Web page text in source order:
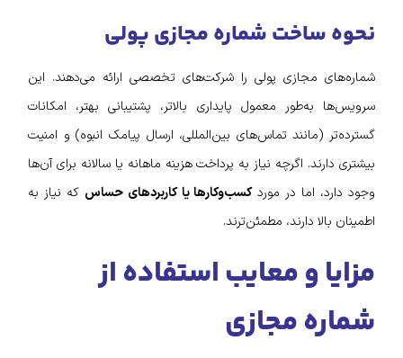
نحوه ساخت شماره مجازی پولی
شماره‌های مجازی پولی را شرکت‌های تخصصی ارائه می‌دهند. این
سرویس‌ها به‌طور معمول پایداری بالاتر، پشتیبانی بهتر، امکانات
گسترده‌تر (مانند تماس‌های بین‌المللی، ارسال پیامک انبوه) و امنیت
بیشتری دارند. اگرچه نیاز به پرداخت هزینه ماهانه یا سالانه برای آن‌ها
وجود دارد، اما در موردکسب‌وکارها یا کاربردهای حساس که نیاز به
اطمینان بالا دارند، مطمئن‌ترند.
مزایا و معایب استفاده از
شماره مجازی